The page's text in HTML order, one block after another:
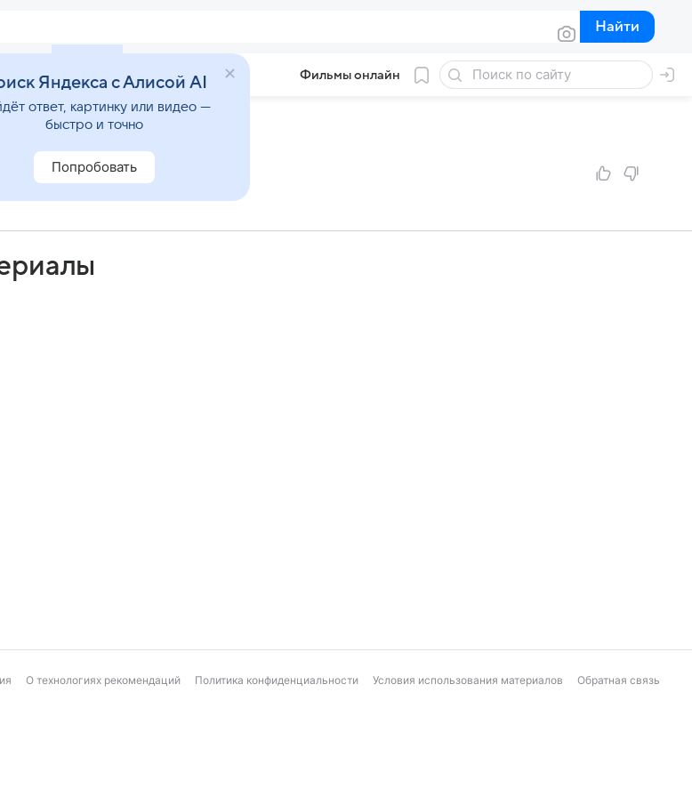
Найти
Найти
Звезды Фильмы онлайн
О технологиях рекомендаций Политика конфиденциальности Условия использования материалов Обратная связь
Яндекса с Алисой AI
ответ, картинку или видео —
быстро и точно
Попробовать